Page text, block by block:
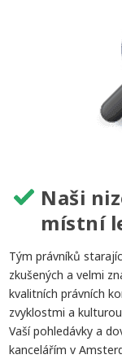
Naši
místní
Tým právníků
zkušených a velmi
kvalitních právních
zvyklostmi a
Vaší pohledávky a
kancelářím v